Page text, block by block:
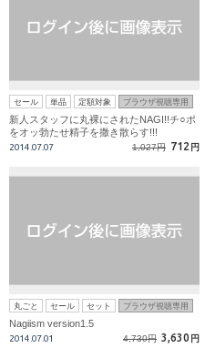
セール 単品 定額対象 ブラウザ視聴専用
新人スタッフに丸裸にされたNAGI!!チ○ポ
をオッ勃たせ精子を撒き散らす!!!
2014.07.07 1,027円 712 円
丸ごと セール セット ブラウザ視聴専用
Nagiism version1.5
2014.07.01 4,730円 3,630 円